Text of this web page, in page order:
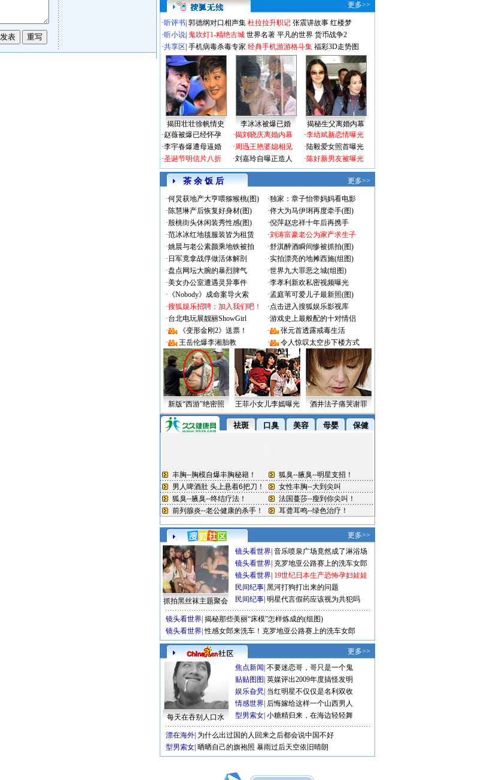
更多>>
·听评书 郭德纲对口相声集 杜拉拉升职记 张震讲故事 红楼梦
·听小说 鬼吹灯1-精绝古城 世界名著 平凡的世界 货币战争2
·共享区 手机病毒杀毒专家 经典手机游游格斗集 福彩3D走势图
揭田壮壮徐帆情史 李冰冰被爆已婚
揭秘生父离婚内幕
·赵薇被爆已经怀孕
·李宇春爆遭母逼婚
·圣诞节明信片八折
·揭刘晓庆离婚内幕
·周迅王艳婆媳相见
·刘嘉玲自曝正造人
·李幼斌新恋情曝光
·陆毅爱女照首曝光
·陈好新男友被曝光
茶 余 饭 后 更多>>
·何炅获地产大亨喂猕猴桃(图) ·独家：章子怡带妈妈看电影
·陈慧琳产后恢复好身材(图) ·佟大为马伊琍再度牵手(图)
·殷桃街头休闲装秀性感(图) ·倪萍赵忠祥十年后再携手
·范冰冰红地毯服装皆为租赁 ·刘涛富豪老公为家产求生子
·姚晨与老公素颜乘地铁被拍 ·舒淇醉酒瞬间惨被抓拍(图)
· 日军竟拿战俘做活体解剖 ·实拍漂亮的地摊西施(组图)
·盘点网坛大腕的暴烈脾气 ·世界九大罪恶之城(组图)
·美女办公室遭遇灵异事件 ·李孝利新欢私密视频曝光
· 《Nobody》成命案导火索 ·孟庭苇可爱儿子最新照(图)
·搜狐娱乐招聘：加入我们吧！ ·点击进入搜狐娱乐影视库
·台北电玩展靓丽ShowGirl ·游戏史上最般配的十对情侣
·
《变形金刚2》送票！ ·
张元首透露戒毒生活
·
王岳伦爆李湘胎教 · 令人惊叹太空步下楼方式
新版“西游”绝密照 王菲小女儿李嫣曝光 酒井法子痛哭谢罪
更多>>
抓拍黑丝袜主题聚会
镜头看世界 音乐喷泉广场竟然成了淋浴场
镜头看世界 克罗地亚公路赛上的洗车女郎
镜头看世界 19世纪日本生产恐怖孕妇娃娃
民间纪事 黑河打狗打出来的问题
民间纪事 明星代言假药应该视为共犯吗
镜头看世界 揭秘那些美丽“床模”怎样炼成的(组图)
镜头看世界 性感女郎来洗车！克罗地亚公路赛上的洗车女郎
更多>>
每天在吞别人口水
焦点新闻 不要迷恋哥，哥只是一个鬼
贴贴图图 英媒评出2009年度搞怪发明
娱乐旮旯 当红明星不仅仅是名利双收
情感世界 后悔嫁给这样一个山西男人
型男索女 小糖精归来，在海边轻轻舞
漂在海外 为什么出过国的人回来之后都会说中国不好
型男索女 晒晒自己的旗袍照 暴雨过后天空依旧晴朗